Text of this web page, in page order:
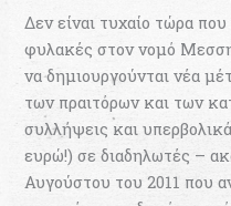
Δεν είναι τυχαίο τώρα
φυλακές στον νομό
να δημιουργούνται νέα
των πραιτόρων και των
συλλήψεις και
ευρώ!) σε διαδηλωτές –
Αυγούστου του 2011 που